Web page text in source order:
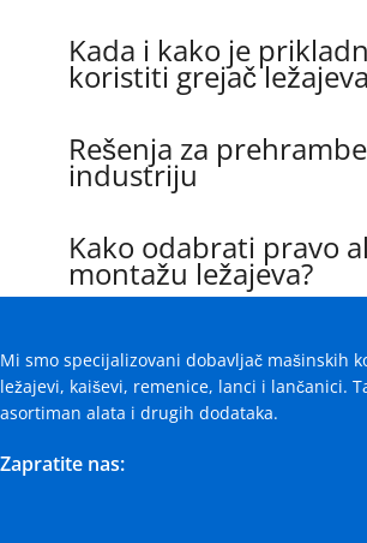
Kada i kako je
koristiti grejač
Rešenja za
industriju
Kako odabrati pravo
montažu ležajeva?
Mi smo specijalizovani dobavljač mašinskih
ležajevi, kaiševi, remenice, lanci i lančanici.
asortiman alata i drugih dodataka.
Zapratite nas: